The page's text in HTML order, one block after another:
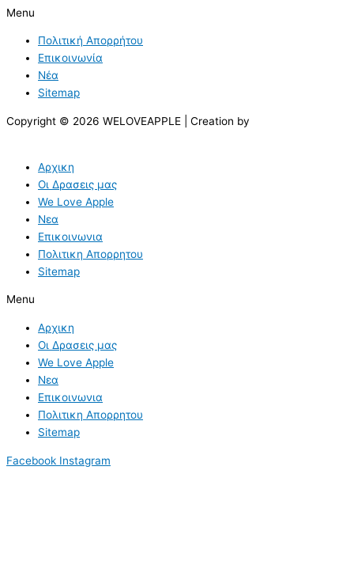
Menu
Πολιτική Απορρήτου
Επικοινωνία
Νέα
Sitemap
Copyright © 2026 WELOVEAPPLE | Creation by
Αρχικη
Οι Δρασεις μας
We Love Apple
Νεα
Επικοινωνια
Πολιτικη Απορρητου
Sitemap
Menu
Αρχικη
Οι Δρασεις μας
We Love Apple
Νεα
Επικοινωνια
Πολιτικη Απορρητου
Sitemap
Facebook Instagram